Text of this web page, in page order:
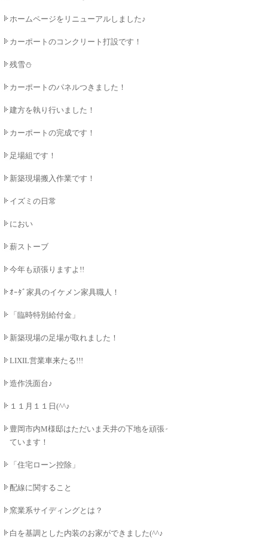
ホームページをリニューアルしました♪
カーポートのコンクリート打設です！
残雪⛄
カーポートのパネルつきました！
建方を執り行いました！
カーポートの完成です！
足場組です！
新築現場搬入作業です！
イズミの日常
におい
薪ストーブ
今年も頑張りますよ!!
ｵｰﾀﾞ家具のイケメン家具職人！
「臨時特別給付金」
新築現場の足場が取れました！
LIXIL営業車来たる!!!
造作洗面台♪
１１月１１日(^^♪
豊岡市内M様邸はただいま天井の下地を頑張っ
ています！
「住宅ローン控除」
配線に関すること
窯業系サイディングとは？
白を基調とした内装のお家ができました(^^♪